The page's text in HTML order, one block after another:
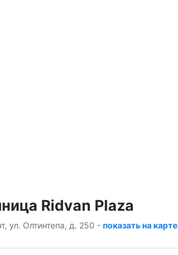
Ridvan Plaza
ул. Олтинтепа, д. 250 - показать на карте